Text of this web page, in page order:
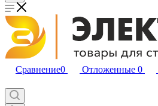
Сравнение0 Отложенные 0